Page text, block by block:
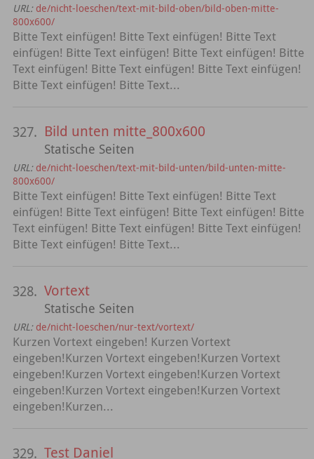
URL: de/nicht-loeschen/text-mit-bild-oben/bild-oben-mitte-
800x600/
Bitte Text einfügen! Bitte Text einfügen! Bitte Text
einfügen! Bitte Text einfügen! Bitte Text einfügen! Bitte
Text einfügen! Bitte Text einfügen! Bitte Text einfügen!
Bitte Text einfügen! Bitte Text...
327. Bild unten mitte_800x600
Statische Seiten
URL: de/nicht-loeschen/text-mit-bild-unten/bild-unten-mitte-
800x600/
Bitte Text einfügen! Bitte Text einfügen! Bitte Text
einfügen! Bitte Text einfügen! Bitte Text einfügen! Bitte
Text einfügen! Bitte Text einfügen! Bitte Text einfügen!
Bitte Text einfügen! Bitte Text...
328. Vortext
Statische Seiten
URL: de/nicht-loeschen/nur-text/vortext/
Kurzen Vortext eingeben! Kurzen Vortext
eingeben!Kurzen Vortext eingeben!Kurzen Vortext
eingeben!Kurzen Vortext eingeben!Kurzen Vortext
eingeben!Kurzen Vortext eingeben!Kurzen Vortext
eingeben!Kurzen...
329. Test Daniel